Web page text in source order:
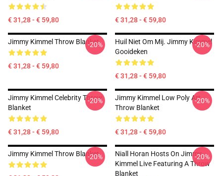
€ 31,28 - € 59,80 € 31,28 - € 59,80
Jimmy Kimmel Throw Blanket
€ 31,28 - € 59,80
-20%
Huil Niet Om Mij. Jimmy Kimmel
Gooideken
€ 31,28 - € 59,80
-20%
Jimmy Kimmel Celebrity Throw
Blanket
€ 31,28 - € 59,80
-20%
Jimmy Kimmel Low Poly Art
Throw Blanket
€ 31,28 - € 59,80
-20%
Jimmy Kimmel Throw Blanket
-20%
Niall Horan Hosts On Jimmy
Kimmel Live Featuring A Throw
Blanket
-20%